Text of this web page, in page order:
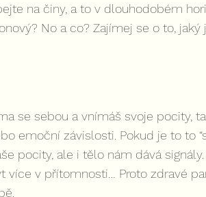
na činy, a to v dlouhodobém
No a co? Zajímej se o to, jaký
se sebou a vnímáš svoje pocity,
emoční závislosti. Pokud je to to
pocity, ale i tělo nám dává
více v přítomnosti… Proto zdravé